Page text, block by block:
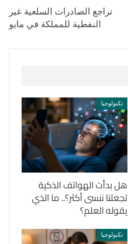
تراجع الصادرات السلعية غير
النفطية للمملكة في مايو
تكنولوجيا
هل بدأت الهواتف الذكية
تجعلنا ننسى أكثر؟.. ما الذي
يقوله العلم؟
تكنولوجيا